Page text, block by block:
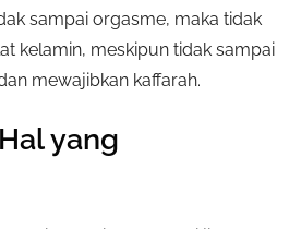
sampai orgasme, maka tidak
kelamin, meskipun tidak sampai
mewajibkan kaffarah.
yang